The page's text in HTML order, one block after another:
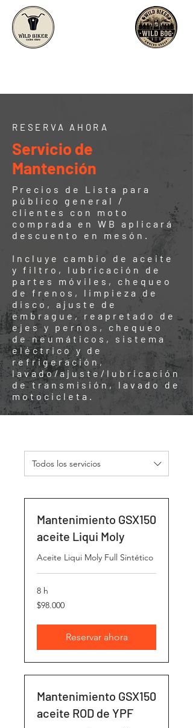
RESERVA AHORA
Servicio de
Mantención
Precios de Lista para
público general /
clientes con moto
comprada en WB aplicará
descuento en mesón.
Incluye cambio de aceite
y filtro, lubricación de
partes móviles, chequeo
de frenos, limpieza de
disco, ajuste de
embrague, reapretado de
ejes y pernos, chequeo
de neumáticos, sistema
eléctrico y de
refrigeración,
lavado/ajuste/lubricación
de transmisión, lavado de
motocicleta.
Todos los servicios
Mantenimiento GSX150
aceite Liqui Moly
Aceite Liqui Moly Full Sintético
8 h
98.000
pesos
$98.000
Reservar ahora
Mantenimiento GSX150
aceite ROD de YPF